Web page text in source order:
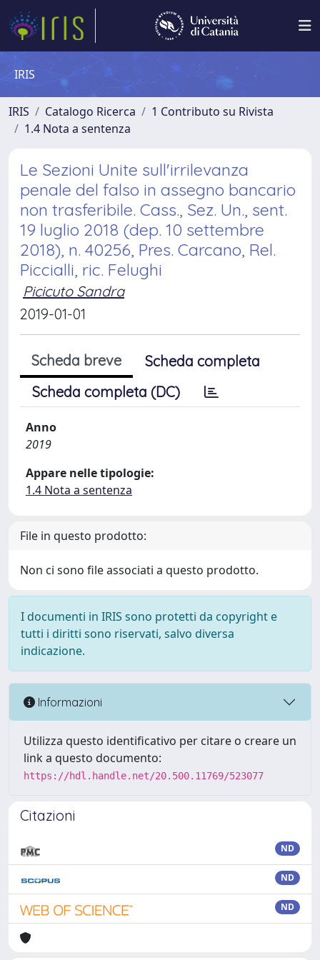
IRIS
IRIS Catalogo Ricerca
1 Contributo su Rivista
1.4 Nota a sentenza
Le Sezioni Unite sull'irrilevanza
penale del falso in assegno bancario
non trasferibile. Cass., Sez. Un., sent.
19 luglio 2018 (dep. 10 settembre
2018), n. 40256, Pres. Carcano, Rel.
Piccialli, ric. Felughi
Picicuto Sandra
2019-01-01
Scheda breve
Scheda completa
Scheda completa (DC)
Anno
2019
Appare nelle tipologie:
1.4 Nota a sentenza
File in questo prodotto:
Non ci sono file associati a questo prodotto.
I documenti in IRIS sono protetti da copyright e
tutti i diritti sono riservati, salvo diversa
indicazione.
Informazioni
Utilizza questo identificativo per citare o creare un
link a questo documento:
https://hdl.handle.net/20.500.11769/523077
Citazioni
ND
ND
ND